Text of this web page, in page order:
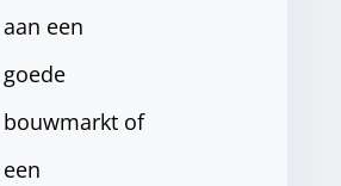
aan een
goede
bouwmarkt of
een